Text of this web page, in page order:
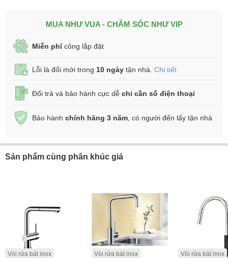
MUA NHƯ VUA - CHĂM SÓC NHƯ VIP
Miễn phícông lắp đặt
Lỗi là đổi mới trong 10 ngày tận nhà. Chi tiết
Đổi trả và bảo hành cực dễ chỉ cần số điện thoại
Bảo hành chính hãng 3 năm , có người đến lấy tận nhà
Sản phẩm cùng phân khúc giá
Vòi rửa bát inox Vòi rửa bát inox Vòi rửa bát inox